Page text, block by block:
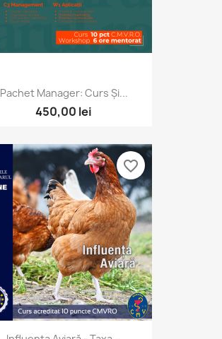
Pachet Manager: Curs Și...
450,00 lei
favorite_border